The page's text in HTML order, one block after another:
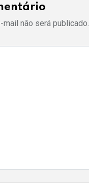
não será publicado.